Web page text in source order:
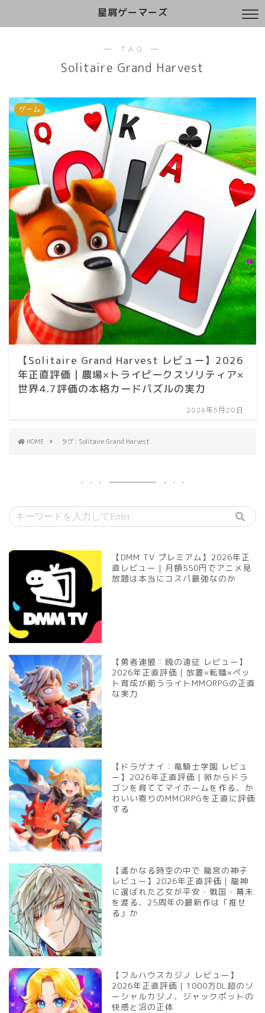
星屑ゲーマーズ
― TAG ―
Solitaire Grand Harvest
ゲーム
【Solitaire Grand Harvest レビュー】2026
年正直評価｜農場×トライピークスソリティア×
世界4.7評価の本格カードパズルの実力
2026年5月20日
HOME タグ : Solitaire Grand Harvest
【DMM TV プレミアム】2026年正
直レビュー｜月額550円でアニメ見
放題は本当にコスパ最強なのか
【勇者連盟：暁の遠征 レビュー】
2026年正直評価｜放置×転職×ペッ
ト育成が揃うライトMMORPGの正直
な実力
【ドラゲナイ：竜騎士学園 レビュ
ー】2026年正直評価｜卵からドラ
ゴンを育ててマイホームを作る、か
わいい寄りのMMORPGを正直に評価
する
【遙かなる時空の中で 龍宮の神子
レビュー】2026年正直評価｜龍神
に選ばれた乙女が平安・戦国・幕末
を渡る、25周年の最新作は「推せ
る」か
【フルハウスカジノ レビュー】
2026年正直評価｜1000万DL超のソ
ーシャルカジノ、ジャックポットの
快感と沼の正体